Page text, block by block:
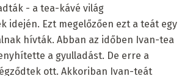
- a tea-kávé világ
idején. Ezt megelőzően ezt a teát egy
hívták. Abban az időben Ivan-tea
a gyulladást. De erre a
ott. Akkoriban Ivan-teát